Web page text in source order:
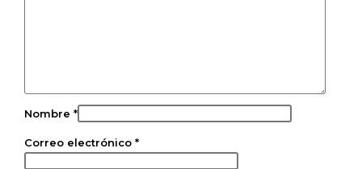
Nombre *
Correo electrónico *